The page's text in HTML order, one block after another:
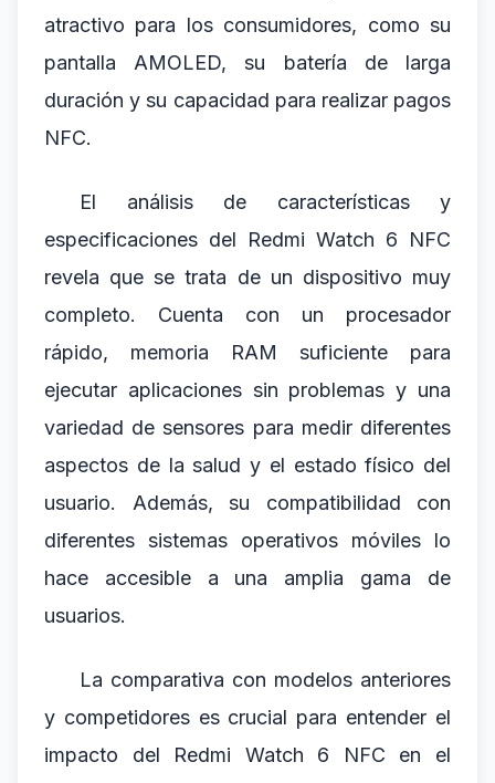
atractivo para los consumidores, como su
pantalla AMOLED, su batería de larga
duración y su capacidad para realizar pagos
NFC.
El análisis de características y
especificaciones del Redmi Watch 6 NFC
revela que se trata de un dispositivo muy
completo. Cuenta con un procesador
rápido, memoria RAM suficiente para
ejecutar aplicaciones sin problemas y una
variedad de sensores para medir diferentes
aspectos de la salud y el estado físico del
usuario. Además, su compatibilidad con
diferentes sistemas operativos móviles lo
hace accesible a una amplia gama de
usuarios.
La comparativa con modelos anteriores
y competidores es crucial para entender el
impacto del Redmi Watch 6 NFC en el